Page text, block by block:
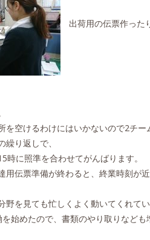
出荷用の伝票作った
を空けるわけにはいかないので2チ
り返しで、
に照準を合わせてがんばります。
用伝票準備が終わると、終業時刻が
野を見ても忙しくよく動いてくれて
始めたので、書類のやり取りなども